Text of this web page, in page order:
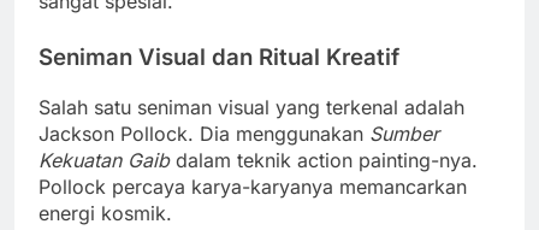
Seniman Visual dan Ritual Kreatif
Salah satu seniman visual yang terkenal adalah
Jackson Pollock. Dia menggunakan Sumber
Kekuatan Gaibdalam teknik action painting-nya.
Pollock percaya karya-karyanya memancarkan
energi kosmik.